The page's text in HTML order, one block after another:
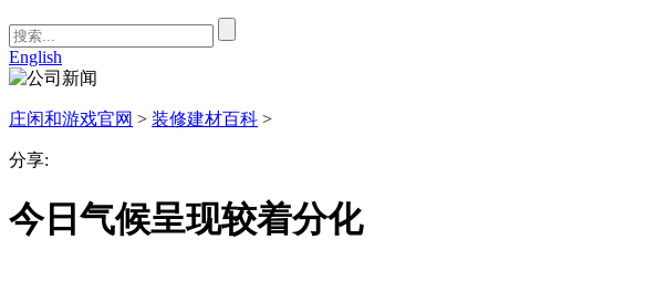
English
庄闲和游戏官网 > 装修建材百科 >
分享:
今日气候呈现较着分化